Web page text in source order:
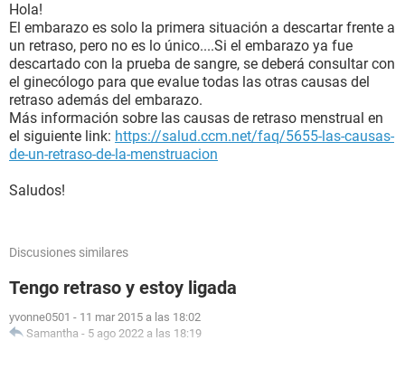
Hola!
El embarazo es solo la primera situación a descartar frente a
un retraso, pero no es lo único....Si el embarazo ya fue
descartado con la prueba de sangre, se deberá consultar con
el ginecólogo para que evalue todas las otras causas del
retraso además del embarazo.
Más información sobre las causas de retraso menstrual en
el siguiente link: https://salud.ccm.net/faq/5655-las-causas-
de-un-retraso-de-la-menstruacion
Saludos!
Discusiones similares
Tengo retraso y estoy ligada
yvonne0501 - 11 mar 2015 a las 18:02
Samantha - 5 ago 2022 a las 18:19